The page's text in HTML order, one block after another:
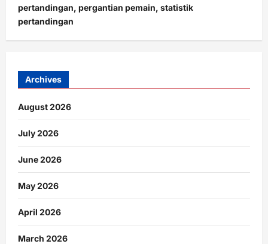
pertandingan, pergantian pemain, statistik
pertandingan
Archives
August 2026
July 2026
June 2026
May 2026
April 2026
March 2026